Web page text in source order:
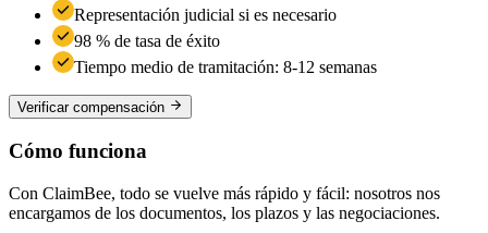
Representación judicial si es necesario
98 % de tasa de éxito
Tiempo medio de tramitación: 8-12 semanas
Verificar compensación
Cómo funciona
Con ClaimBee, todo se vuelve más rápido y fácil: nosotros nos
encargamos de los documentos, los plazos y las negociaciones.